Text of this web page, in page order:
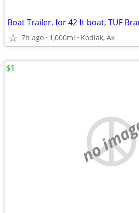
Boat Trailer, for 42 ft boat, TUF
7h ago 1,000mi Kodiak, Ak
no
$1